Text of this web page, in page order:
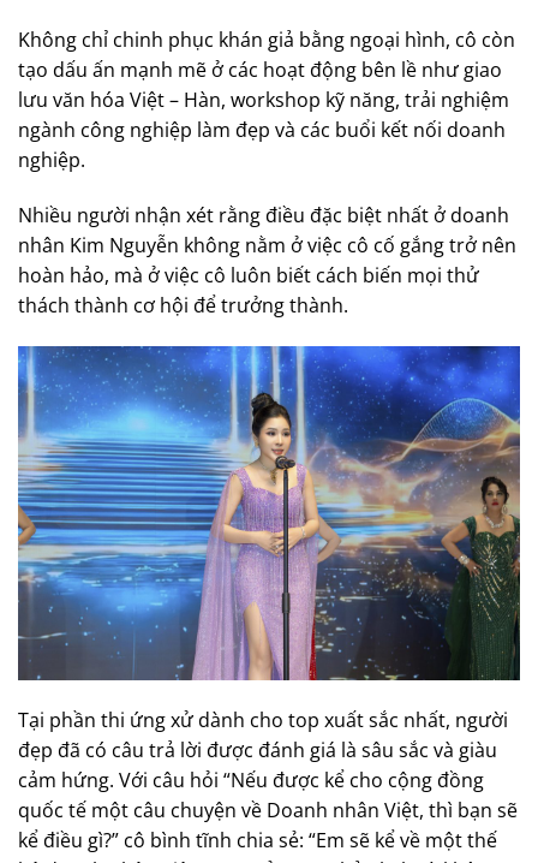
Không chỉ chinh phục khán giả bằng ngoại hình, cô còn
tạo dấu ấn mạnh mẽ ở các hoạt động bên lề như giao
lưu văn hóa Việt – Hàn, workshop kỹ năng, trải nghiệm
ngành công nghiệp làm đẹp và các buổi kết nối doanh
nghiệp.
Nhiều người nhận xét rằng điều đặc biệt nhất ở doanh
nhân Kim Nguyễn không nằm ở việc cô cố gắng trở nên
hoàn hảo, mà ở việc cô luôn biết cách biến mọi thử
thách thành cơ hội để trưởng thành.
Tại phần thi ứng xử dành cho top xuất sắc nhất, người
đẹp đã có câu trả lời được đánh giá là sâu sắc và giàu
cảm hứng. Với câu hỏi “Nếu được kể cho cộng đồng
quốc tế một câu chuyện về Doanh nhân Việt, thì bạn sẽ
kể điều gì?” cô bình tĩnh chia sẻ: “Em sẽ kể về một thế